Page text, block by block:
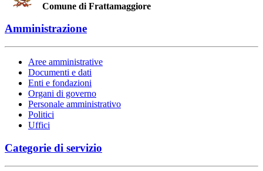
Comune di Frattamaggiore
Amministrazione
Aree amministrative
Documenti e dati
Enti e fondazioni
Organi di governo
Personale amministrativo
Politici
Uffici
Categorie di servizio